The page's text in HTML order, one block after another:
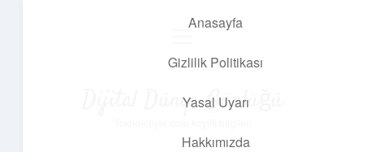
Anasayfa
Gizlilik Politikası
Yasal Uyarı
Hakkımızda
Dijital Dünya Günlüğü